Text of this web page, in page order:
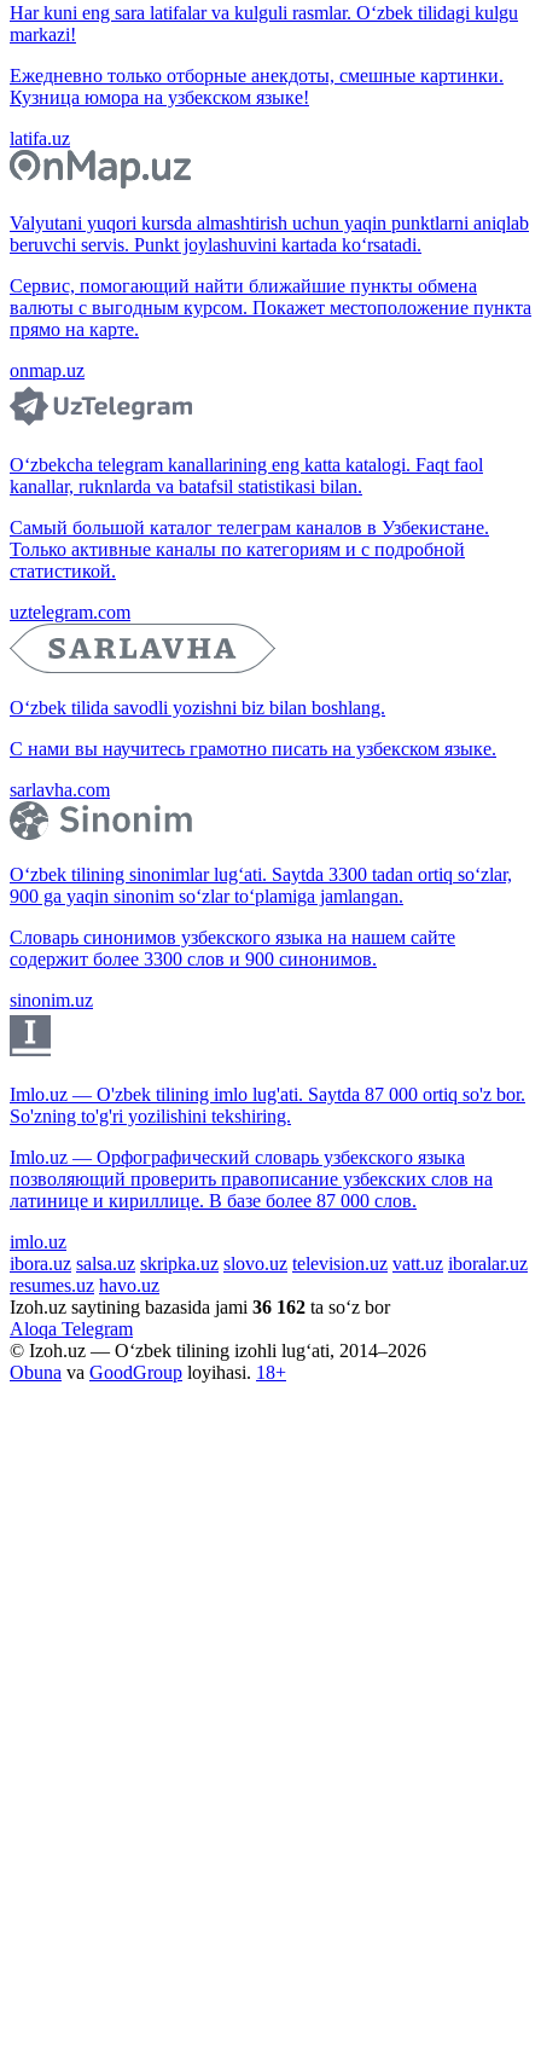
Har kuni eng sara latifalar va kulguli rasmlar. O‘zbek tilidagi kulgu
markazi!
Ежедневно только отборные анекдоты, смешные картинки.
Кузница юмора на узбекском языке!
latifa.uz
Valyutani yuqori kursda almashtirish uchun yaqin punktlarni aniqlab
beruvchi servis. Punkt joylashuvini kartada ko‘rsatadi.
Сервис, помогающий найти ближайшие пункты обмена
валюты с выгодным курсом. Покажет местоположение пункта
прямо на карте.
onmap.uz
O‘zbekcha telegram kanallarining eng katta katalogi. Faqt faol
kanallar, ruknlarda va batafsil statistikasi bilan.
Самый большой каталог телеграм каналов в Узбекистане.
Только активные каналы по категориям и с подробной
статистикой.
uztelegram.com
O‘zbek tilida savodli yozishni biz bilan boshlang.
С нами вы научитесь грамотно писать на узбекском языке.
sarlavha.com
O‘zbek tilining sinonimlar lug‘ati. Saytda 3300 tadan ortiq so‘zlar,
900 ga yaqin sinonim so‘zlar to‘plamiga jamlangan.
Словарь синонимов узбекского языка на нашем сайте
содержит более 3300 слов и 900 синонимов.
sinonim.uz
Imlo.uz — O'zbek tilining imlo lug'ati. Saytda 87 000 ortiq so'z bor.
So'zning to'g'ri yozilishini tekshiring.
Imlo.uz — Орфографический словарь узбекского языка
позволяющий проверить правописание узбекских слов на
латинице и кириллице. В базе более 87 000 слов.
imlo.uz
ibora.uz salsa.uz skripka.uz slovo.uz television.uz vatt.uz iboralar.uz
resumes.uz havo.uz
Izoh.uz saytining bazasida jami 36 162 ta so‘z bor
Aloqa Telegram
© Izoh.uz — O‘zbek tilining izohli lug‘ati, 2014–2026
Obuna va GoodGroup loyihasi. 18+